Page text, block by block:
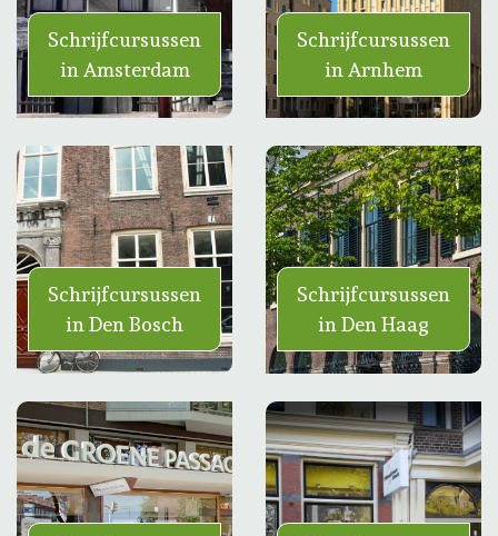
Schrijfcursussen
in Amsterdam
Schrijfcursussen
in Arnhem
Schrijfcursussen
in Den Bosch
Schrijfcursussen
in Den Haag